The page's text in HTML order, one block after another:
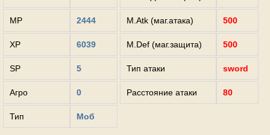
MP 2444
XP 6039
SP 5
Агро 0
Тип Моб
M.Atk (маг.атака) 500
M.Def (маг.защита) 500
Тип атаки sword
Расстояние атаки 80